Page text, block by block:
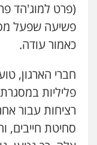
(פרט למוג'הד
כאמור עודה.
חברי הארגון,
פליליות
רציחות עבור
סחיטת חייבים,